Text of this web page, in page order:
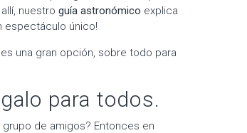
nuestro guía astronómico explica
espectáculo único!
es una gran opción, sobre todo para
para todos.
grupo de amigos? Entonces en